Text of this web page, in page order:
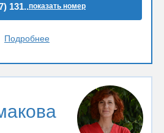
131..показать номер
Подробнее